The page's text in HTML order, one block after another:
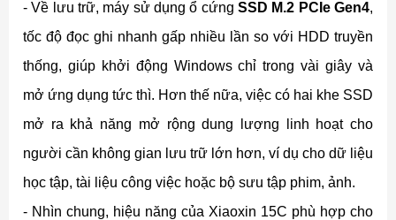
- Về lưu trữ, máy sử dụng ổ cứng SSD M.2 PCIe Gen4,
tốc độ đọc ghi nhanh gấp nhiều lần so với HDD truyền
thống, giúp khởi động Windows chỉ trong vài giây và
mở ứng dụng tức thì. Hơn thế nữa, việc có hai khe SSD
mở ra khả năng mở rộng dung lượng linh hoạt cho
người cần không gian lưu trữ lớn hơn, ví dụ cho dữ liệu
học tập, tài liệu công việc hoặc bộ sưu tập phim, ảnh.
- Nhìn chung, hiệu năng của Xiaoxin 15C phù hợp cho